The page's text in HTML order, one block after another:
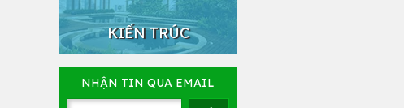
KIẾN TRÚC
NHẬN TIN QUA EMAIL